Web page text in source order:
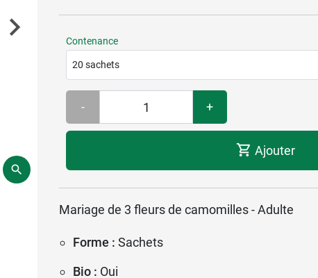
Contenance
20 sachets
- +
Ajouter
Mariage de 3 fleurs de camomilles - Adulte
Forme : Sachets
Bio : Oui